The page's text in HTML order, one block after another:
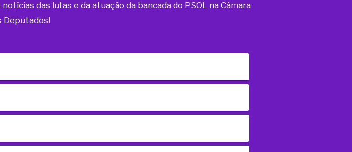
das lutas e da atuação da bancada do PSOL na Câmara
Deputados!